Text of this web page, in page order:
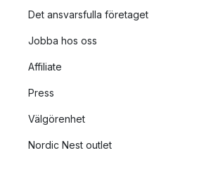
Det ansvarsfulla företaget
Jobba hos oss
Affiliate
Press
Välgörenhet
Nordic Nest outlet